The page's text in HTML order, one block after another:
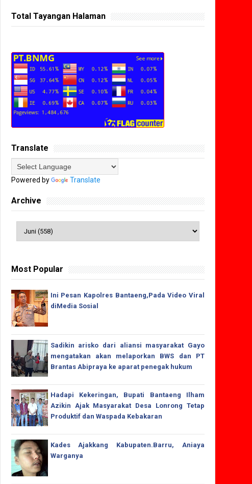
Total Tayangan Halaman
Translate
Powered by Translate
Archive
Most Popular
Ini Pesan Kapolres Bantaeng,Pada Video Viral
diMedia Sosial
Sadikin arisko dari aliansi masyarakat Gayo
mengatakan akan melaporkan BWS dan PT
Brantas Abipraya ke aparat penegak hukum
Hadapi Kekeringan, Bupati Bantaeng Ilham
Azikin Ajak Masyarakat Desa Lonrong Tetap
Produktif dan Waspada Kebakaran
Kades Ajakkang Kabupaten.Barru, Aniaya
Warganya